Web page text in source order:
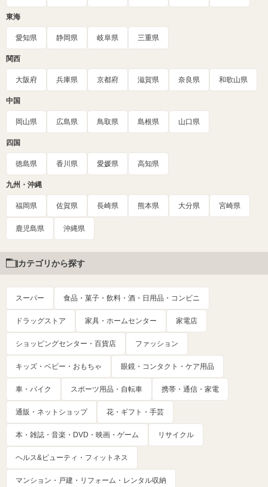
東海
愛知県 静岡県 岐阜県 三重県
関西
大阪府 兵庫県 京都府 滋賀県 奈良県 和歌山県
中国
岡山県 広島県 鳥取県 島根県 山口県
四国
徳島県 香川県 愛媛県 高知県
九州・沖縄
福岡県 佐賀県 長崎県 熊本県 大分県 宮崎県
鹿児島県 沖縄県
カテゴリから探す
スーパー 食品・菓子・飲料・酒・日用品・コンビニ
ドラッグストア 家具・ホームセンター 家電店
ショッピングセンター・百貨店 ファッション
キッズ・ベビー・おもちゃ 眼鏡・コンタクト・ケア用品
車・バイク スポーツ用品・自転車 携帯・通信・家電
通販・ネットショップ 花・ギフト・手芸
本・雑誌・音楽・DVD・映画・ゲーム リサイクル
ヘルス&ビューティ・フィットネス
マンション・戸建・リフォーム・レンタル収納